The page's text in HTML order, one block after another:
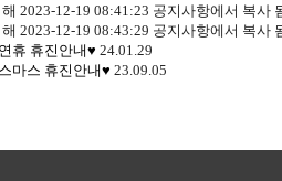
2023-12-19 08:41:23 공지사항에서 복사
2023-12-19 08:43:29 공지사항에서 복사
휴 휴진안내♥ 24.01.29
마스 휴진안내♥ 23.09.05